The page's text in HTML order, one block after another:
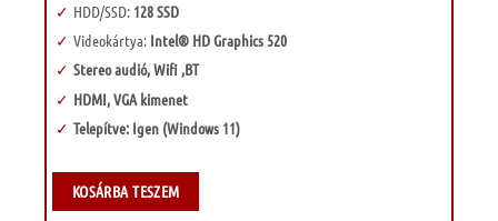
HDD/SSD:128 SSD
Videokártya:Intel® HD Graphics 520
Stereo audió, Wifi ,BT
HDMI, VGA kimenet
Telepítve: Igen (Windows 11)
KOSÁRBA TESZEM